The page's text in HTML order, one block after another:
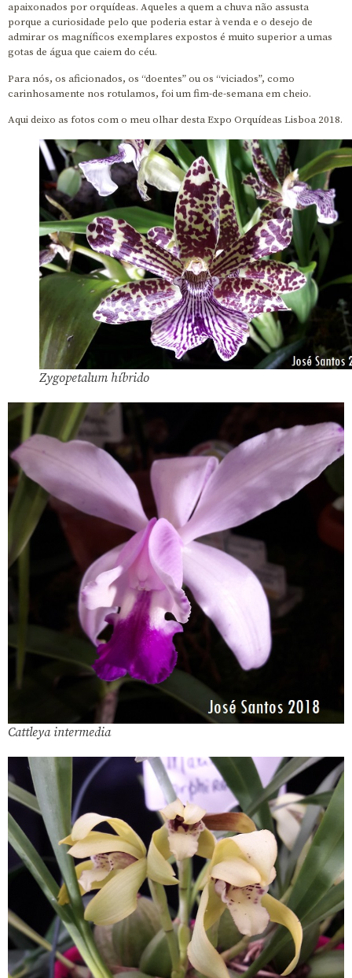
apaixonados por orquídeas. Aqueles a quem a chuva não assusta
porque a curiosidade pelo que poderia estar à venda e o desejo de
admirar os magníficos exemplares expostos é muito superior a umas
gotas de água que caiem do céu.
Para nós, os aficionados, os “doentes” ou os “viciados”, como
carinhosamente nos rotulamos, foi um fim-de-semana em cheio.
Aqui deixo as fotos com o meu olhar desta Expo Orquídeas Lisboa 2018.
Zygopetalum híbrido
Cattleya intermedia